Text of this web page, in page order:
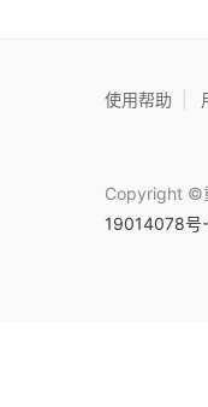
使用帮助
Copyright ©
19014078号